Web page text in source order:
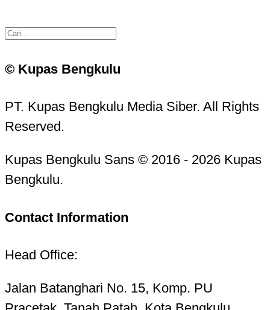
© Kupas Bengkulu
PT. Kupas Bengkulu Media Siber. All Rights
Reserved.
Kupas Bengkulu Sans © 2016 - 2026 Kupas
Bengkulu.
Contact Information
Head Office:
Jalan Batanghari No. 15, Komp. PU